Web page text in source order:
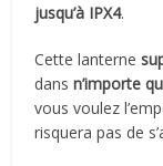
jusqu’à IPX4.
Cette lanterne
dansn’importe
vous voulez
risquera pas de